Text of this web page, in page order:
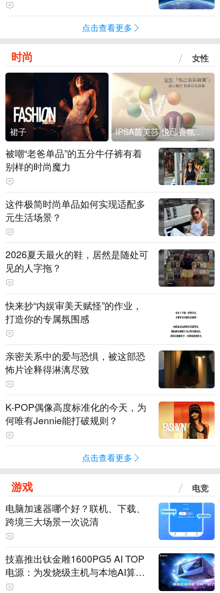
点击查看更多
时尚 女性
裙子 IPSA茵芙莎 悦己香氛凝露上市
被嘲“老爸单品”的五分牛仔裤有着
别样的时尚魔力
这件极简时尚单品如何实现适配多
元生活场景？
2026夏天最火的鞋，居然是随处可
见的人字拖？
快来抄“内娱审美天赋怪”的作业，
打造你的专属氛围感
亲密关系中的爱与恐惧，被这部恐
怖片诠释得淋漓尽致
K-POP偶像高度标准化的今天，为
何唯有Jennie能打破规则？
点击查看更多
游戏 电竞
电脑加速器哪个好？联机、下载、
跨境三大场景一次说清
技嘉推出钛金雕1600PG5 AI TOP
电源：为发烧级主机与本地AI算力
打造旗舰供电方案